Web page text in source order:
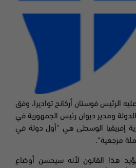
الرئيس فوستان أركانج تواديرا، وفق
الدولة ومدير ديوان رئيس الجمهورية في
إفريقيا الوسطى هي “أول دولة في
مرجعية“.
هذا القانون لأنه سيحسن أوضاع